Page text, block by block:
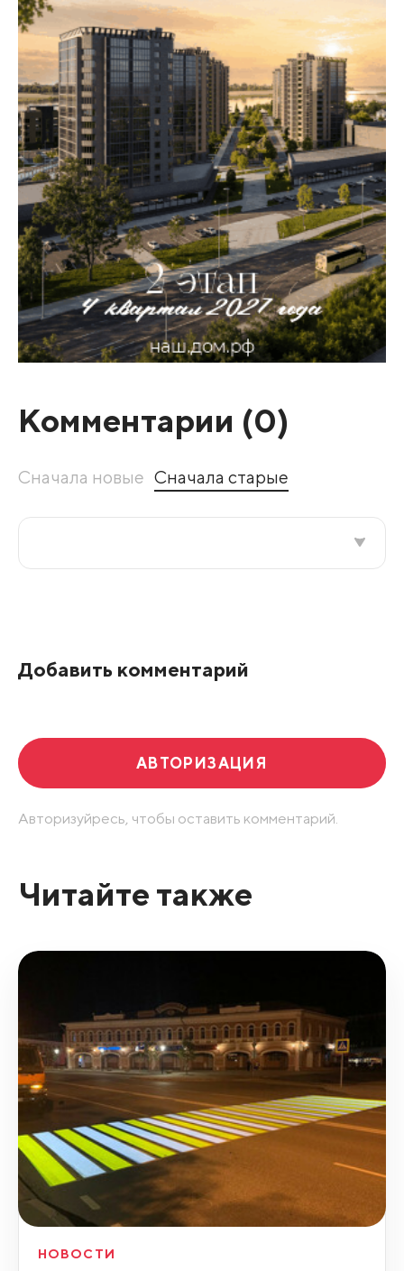
Комментарии (0)
Сначала новые Сначала старые
Добавить комментарий
АВТОРИЗАЦИЯ
Авторизуйресь, чтобы оставить комментарий.
Читайте также
НОВОСТИ